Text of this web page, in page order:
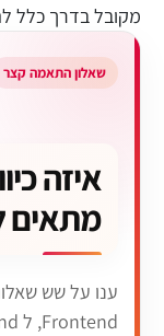
מקובל בדרך כלל
שאלון התאמה קצר
איזה
מתאים
ענו על שש